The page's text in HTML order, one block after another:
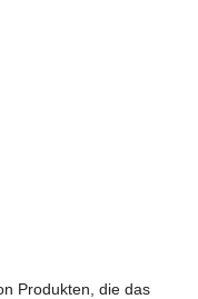
Produkten, die das